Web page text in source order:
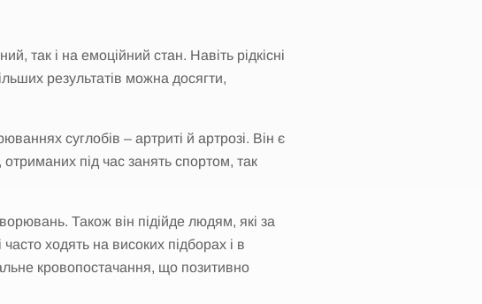
так і на емоційний стан. Навіть рідкісні
результатів можна досягти,
суглобів – артриті й артрозі. Він є
під час занять спортом, так
Також він підійде людям, які за
ходять на високих підборах і в
кровопостачання, що позитивно